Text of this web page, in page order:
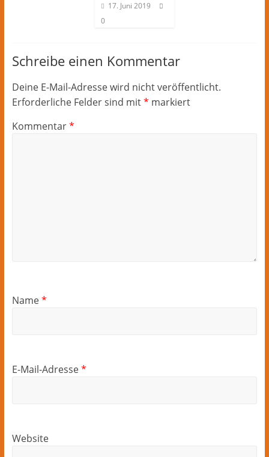
17. Juni 2019
0
Schreibe einen Kommentar
Deine E-Mail-Adresse wird nicht veröffentlicht.
Erforderliche Felder sind mit* markiert
Kommentar*
Name*
E-Mail-Adresse*
Website